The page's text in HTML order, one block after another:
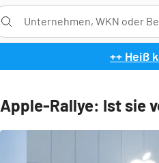
++ Heiß
Apple-Rallye: Ist sie